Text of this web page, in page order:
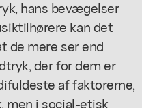
hans bevægelser
kan det
de mere ser end
der for dem er
af faktorerne,
men i social-etisk